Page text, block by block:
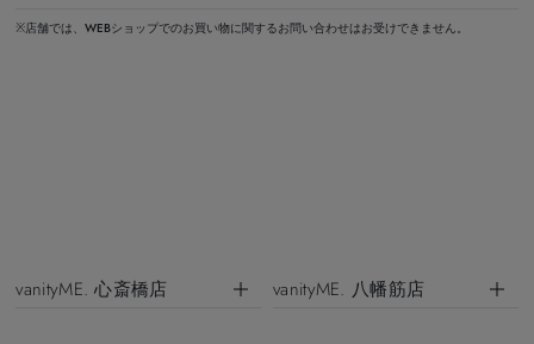
※店舗では、WEBショップでのお買い物に関するお問い合わせはお受けできません。
vanityME. 心斎橋店 vanityME. 八幡筋店